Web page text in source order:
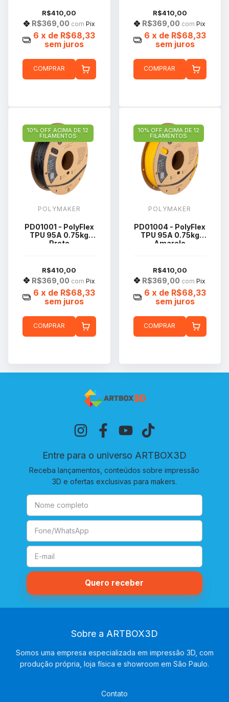
R$410,00
R$369,00 com Pix
6 x de R$68,33
sem juros
COMPRAR
R$410,00
R$369,00 com Pix
6 x de R$68,33
sem juros
COMPRAR
10% OFF ACIMA DE 12
FILAMENTOS
POLYMAKER
PD01001 - PolyFlex
TPU 95A 0.75kg
Preto
R$410,00
R$369,00 com Pix
6 x de R$68,33
sem juros
COMPRAR
10% OFF ACIMA DE 12
FILAMENTOS
POLYMAKER
PD01004 - PolyFlex
TPU 95A 0.75kg
Amarelo
R$410,00
R$369,00 com Pix
6 x de R$68,33
sem juros
COMPRAR
Entre para o universo ARTBOX3D
Receba lançamentos, conteúdos sobre impressão
3D e ofertas exclusivas para makers.
Sobre a ARTBOX3D
Somos uma empresa especializada em impressão 3D, com
produção própria, loja física e showroom em São Paulo.
Contato